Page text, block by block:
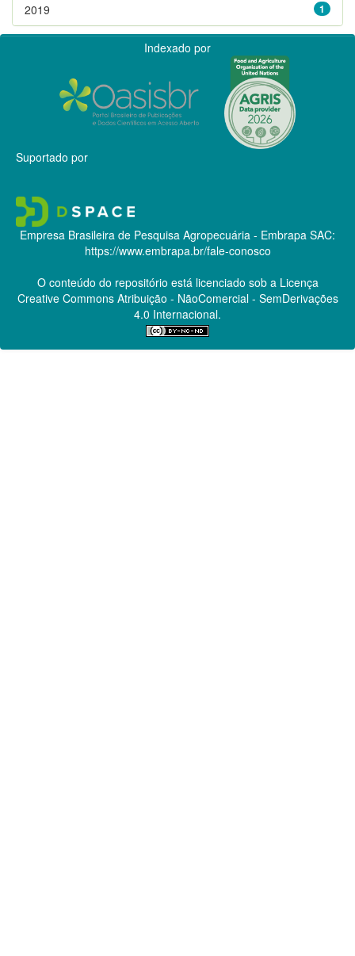
1
2019
Indexado por
Suportado por
Empresa Brasileira de Pesquisa Agropecuária - Embrapa SAC:
https://www.embrapa.br/fale-conosco
O conteúdo do repositório está licenciado sob a Licença
Creative CommonsAtribuição - NãoComercial - SemDerivações
4.0 Internacional.